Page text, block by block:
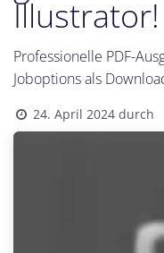
Illustrator!
Professionelle PDF-
Joboptions als
24. April 2024 durch